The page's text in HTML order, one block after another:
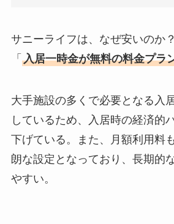
サニーライフは、なぜ安いのか
「 入居一時金が無料の料金プラ
大手施設の多くで必要となる入
しているため、入居時の経済的
下げている。また、月額利用料
朗な設定となっており、長期的
やすい。